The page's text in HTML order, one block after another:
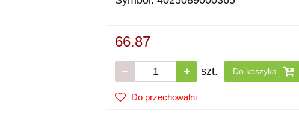
66.87
szt. Do koszyka
Do przechowalni